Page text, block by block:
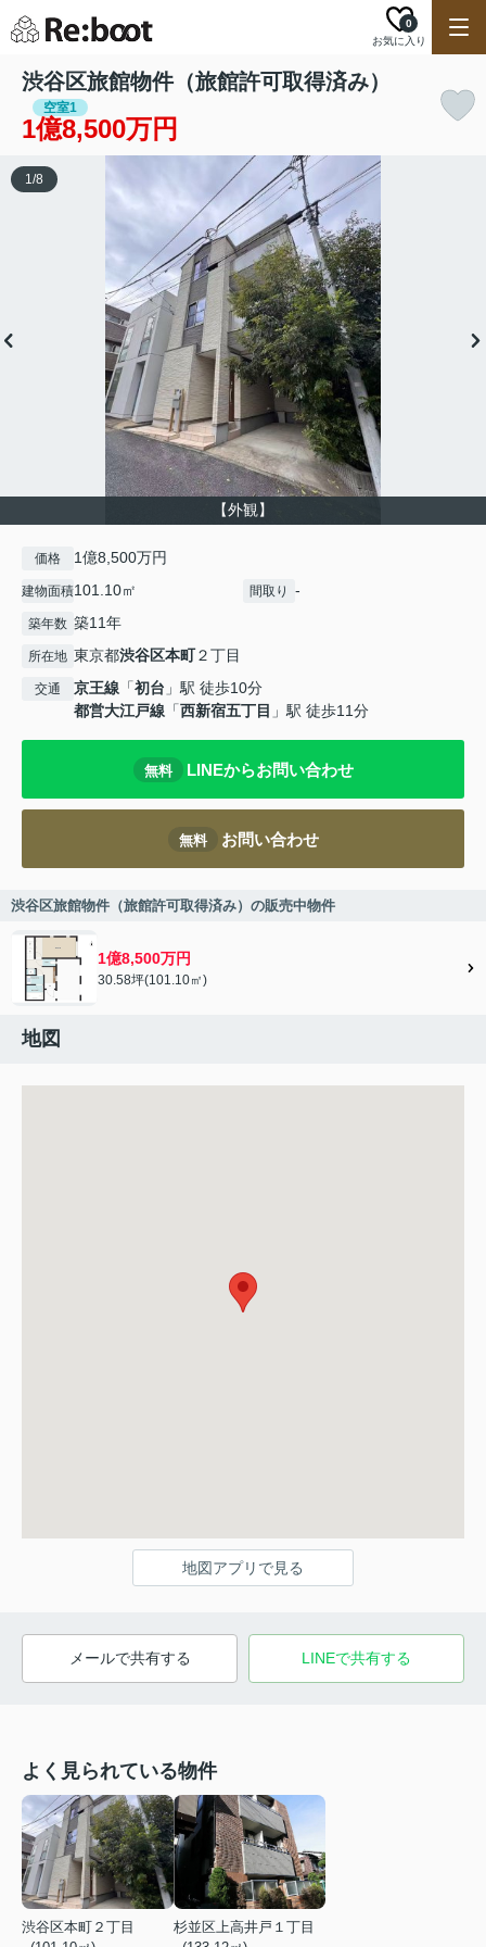
お気に入り
0
渋谷区旅館物件（旅館許可取得済み）
空室1
1億8,500万円
【外観】
1/8
価格 1億8,500万円
建物面積101.10㎡ 間取り -
築年数 築11年
所在地 東京都渋谷区本町２丁目
交通 京王線 「初台 」駅 徒歩10分
都営大江戸線 「西新宿五丁目 」駅 徒歩11分
無料 LINEからお問い合わせ
無料 お問い合わせ
渋谷区旅館物件（旅館許可取得済み）の販売中物件
1億8,500万円
30.58坪(101.10㎡)
地図
地図アプリで見る
メールで共有する LINEで共有する
よく見られている物件
渋谷区本町２丁目
杉並区上高井戸１丁目